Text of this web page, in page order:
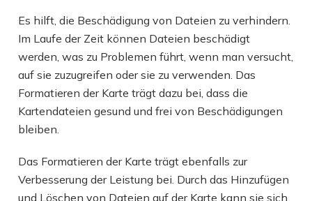
Es hilft, die Beschädigung von Dateien zu verhindern.
Im Laufe der Zeit können Dateien beschädigt
werden, was zu Problemen führt, wenn man versucht,
auf sie zuzugreifen oder sie zu verwenden. Das
Formatieren der Karte trägt dazu bei, dass die
Kartendateien gesund und frei von Beschädigungen
bleiben.
Das Formatieren der Karte trägt ebenfalls zur
Verbesserung der Leistung bei. Durch das Hinzufügen
und Löschen von Dateien auf der Karte kann sie sich